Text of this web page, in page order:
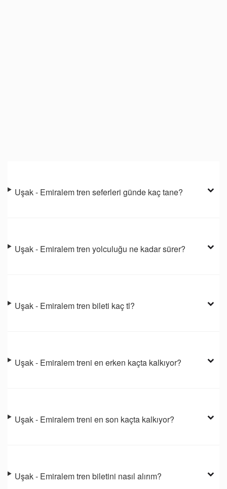
Uşak - Emiralem tren seferleri günde kaç tane?
Uşak - Emiralem tren yolculuğu ne kadar sürer?
Uşak - Emiralem tren bileti kaç tl?
Uşak - Emiralem treni en erken kaçta kalkıyor?
Uşak - Emiralem treni en son kaçta kalkıyor?
Uşak - Emiralem tren biletini nasıl alırım?